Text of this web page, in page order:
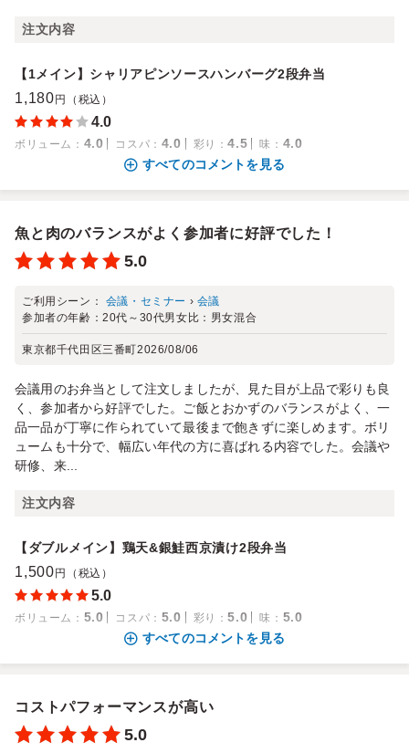
注文内容
【1メイン】シャリアピンソースハンバーグ2段弁当
1,180 円（税込）
4.0
ボリューム ： 4.0 コスパ ： 4.0 彩り ：4.5 味 ： 4.0
すべてのコメントを見る
魚と肉のバランスがよく参加者に好評でした！
5.0
ご利用シーン： 会議・セミナー › 会議
参加者の年齢：20代～30代男女比： 男女混合
東京都千代田区三番町2026/08/06
会議用のお弁当として注文しましたが、見た目が上品で彩りも良
く、参加者から好評でした。ご飯とおかずのバランスがよく、一
品一品が丁寧に作られていて最後まで飽きずに楽しめます。ボリ
ュームも十分で、幅広い年代の方に喜ばれる内容でした。会議や
研修、来...
注文内容
【ダブルメイン】鶏天&銀鮭西京漬け2段弁当
1,500 円（税込）
5.0
ボリューム ： 5.0 コスパ ： 5.0 彩り ：5.0 味 ： 5.0
すべてのコメントを見る
コストパフォーマンスが高い
5.0